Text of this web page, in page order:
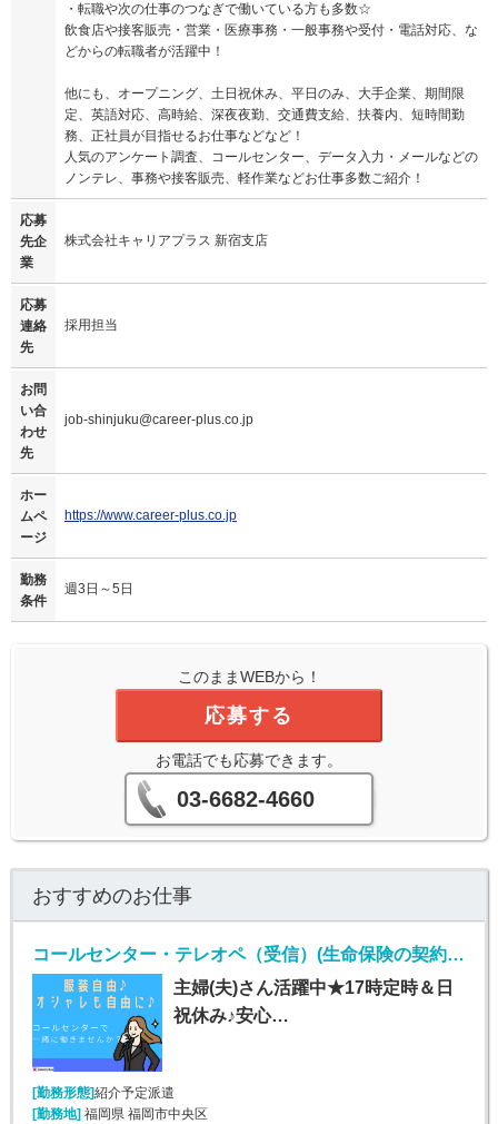
・転職や次の仕事のつなぎで働いている方も多数☆
飲食店や接客販売・営業・医療事務・一般事務や受付・電話対応、な
どからの転職者が活躍中！
他にも、オープニング、土日祝休み、平日のみ、大手企業、期間限
定、英語対応、高時給、深夜夜勤、交通費支給、扶養内、短時間勤
務、正社員が目指せるお仕事などなど！
人気のアンケート調査、コールセンター、データ入力・メールなどの
ノンテレ、事務や接客販売、軽作業などお仕事多数ご紹介！
応募
先企
業
株式会社キャリアプラス 新宿支店
応募
連絡
先
採用担当
お問
い合
わせ
先
job-shinjuku@career-plus.co.jp
ホー
ムペ
ージ
https://www.career-plus.co.jp
勤務
条件
週3日～5日
このままWEBから！
応募する
お電話でも応募できます。
03-6682-4660
おすすめのお仕事
コールセンター・テレオペ（受信）(生命保険の契約者問い合わせ窓口/7月1日入社)
主婦(夫)さん活躍中★17時定時＆日
祝休み♪安心…
[勤務形態]紹介予定派遣
[勤務地] 福岡県 福岡市中央区